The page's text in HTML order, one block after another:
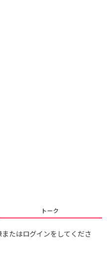
トーク
たはログインをしてくださ